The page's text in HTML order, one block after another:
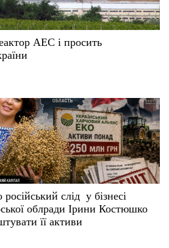
АЕС і просить
слід у бізнесі
облради Ірини Костюшко
її активи